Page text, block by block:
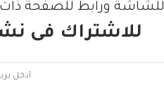
للشاشة ورابط للصفحة ذات
للاشتراك فى